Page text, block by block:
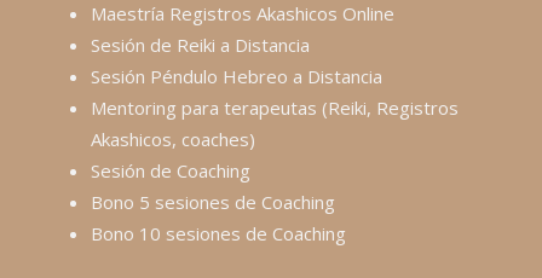
Maestría Registros Akashicos Online
Sesión de Reiki a Distancia
Sesión Péndulo Hebreo a Distancia
Mentoring para terapeutas (Reiki, Registros
Akashicos, coaches)
Sesión de Coaching
Bono 5 sesiones de Coaching
Bono 10 sesiones de Coaching